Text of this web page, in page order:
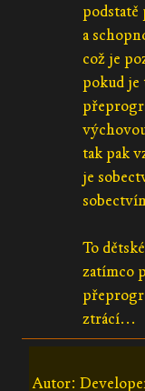
a
což je
pokud je
tak pak
je
To
zatímco
ztrácí...
Autor: